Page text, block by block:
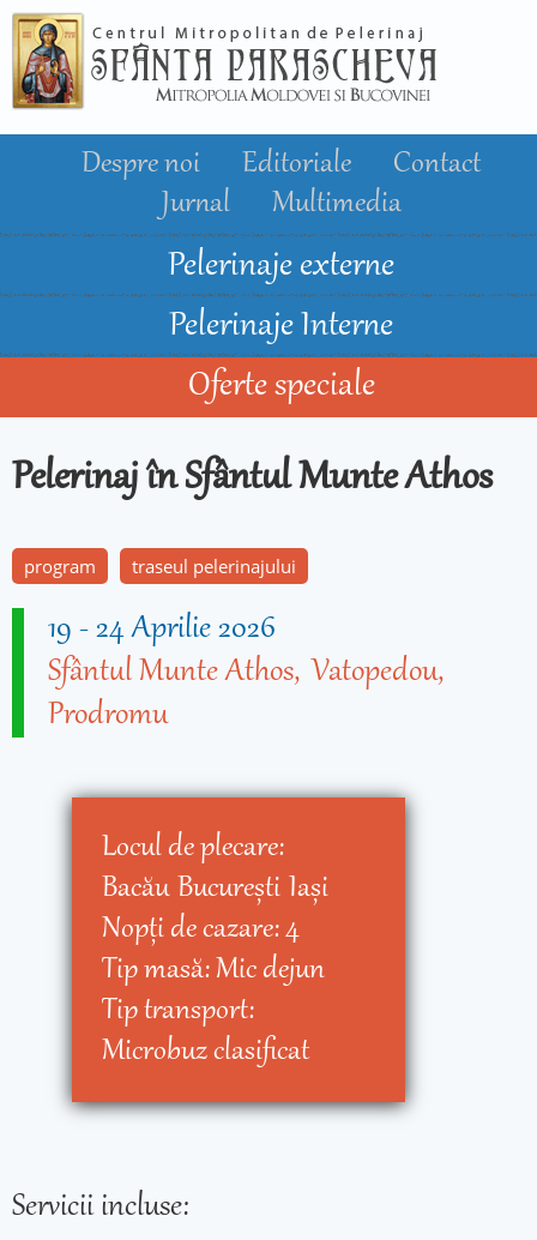
conţinutul
principal
Despre noi Editoriale
Contact
Jurnal
Multimedia
Pelerinaje externe
Pelerinaje Interne
Oferte speciale
Pelerinaj în Sfântul Munte Athos
program traseul pelerinajului
19 -24 Aprilie 2026
Sfântul Munte Athos Vatopedou
Prodromu
Locul de plecare:
Bacău Bucureşti Iaşi
Nopţi de cazare:4
Tip masă:Mic dejun
Tip transport:
Microbuz clasificat
Servicii incluse: